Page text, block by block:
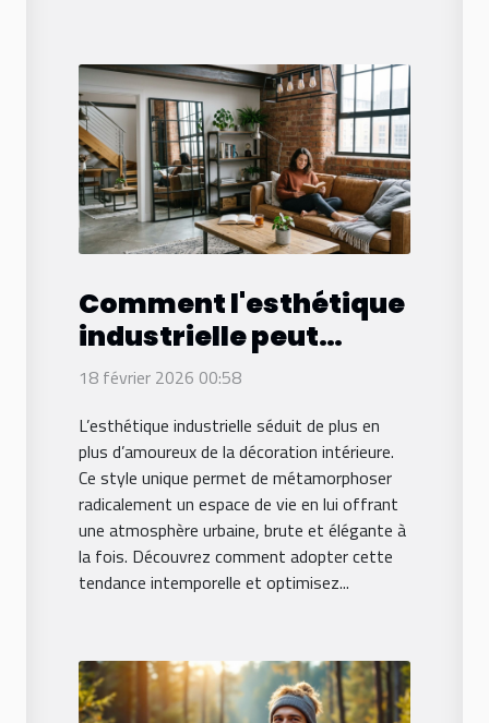
Comment l'esthétique
industrielle peut
transformer votre
18 février 2026 00:58
L’esthétique industrielle séduit de plus en
plus d’amoureux de la décoration intérieure.
Ce style unique permet de métamorphoser
radicalement un espace de vie en lui offrant
une atmosphère urbaine, brute et élégante à
la fois. Découvrez comment adopter cette
tendance intemporelle et optimisez...